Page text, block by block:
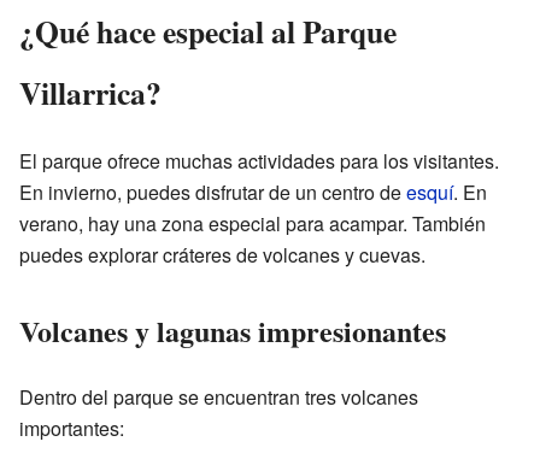
¿Qué hace especial al Parque
Villarrica?
El parque ofrece muchas actividades para los visitantes.
En invierno, puedes disfrutar de un centro deesquí. En
verano, hay una zona especial para acampar. También
puedes explorar cráteres de volcanes y cuevas.
Volcanes y lagunas impresionantes
Dentro del parque se encuentran tres volcanes
importantes: